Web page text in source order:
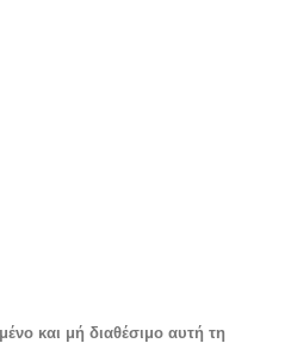
και μή διαθέσιμο αυτή τη